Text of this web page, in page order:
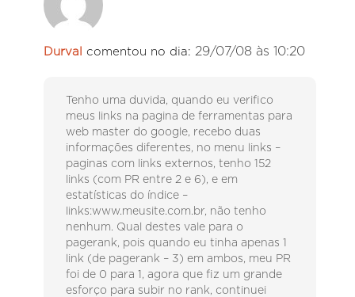
Durval comentou no dia: 29/07/08 às 10:20
Tenho uma duvida, quando eu verifico
meus links na pagina de ferramentas para
web master do google, recebo duas
informações diferentes, no menu links –
paginas com links externos, tenho 152
links (com PR entre 2 e 6), e em
estatísticas do índice –
links:www.meusite.com.br, não tenho
nenhum. Qual destes vale para o
pagerank, pois quando eu tinha apenas 1
link (de pagerank – 3) em ambos, meu PR
foi de 0 para 1, agora que fiz um grande
esforço para subir no rank, continuei